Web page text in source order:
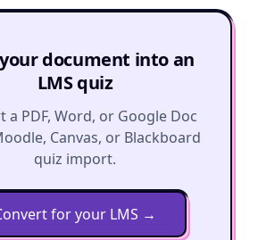
document into an
LMS quiz
a PDF, Word, or Google Doc
Canvas, or Blackboard
quiz import.
for your LMS →